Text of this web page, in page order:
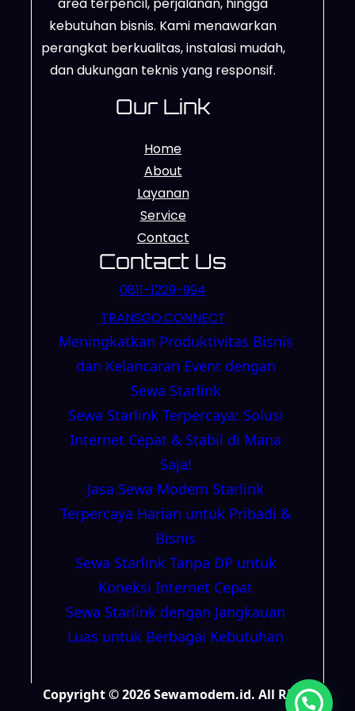
kebutuhan bisnis. Kami menawarkan
perangkat berkualitas, instalasi mudah,
dan dukungan teknis yang responsif.
Our Link
Home
About
Layanan
Service
Contact
Contact Us
0811-1229-994
TRANSGO.CONNECT
Meningkatkan Produktivitas Bisnis
dan Kelancaran Event dengan
Sewa Starlink
Sewa Starlink Terpercaya: Solusi
Internet Cepat & Stabil di Mana
Saja!
Jasa Sewa Modem Starlink
Terpercaya Harian untuk Pribadi &
Bisnis
Sewa Starlink Tanpa DP untuk
Koneksi Internet Cepat
Sewa Starlink dengan Jangkauan
Luas untuk Berbagai Kebutuhan
Copyright © 2026 Sewamodem.id. All Right